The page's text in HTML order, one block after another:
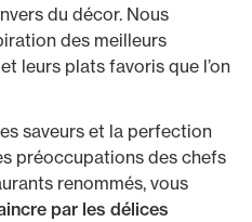
du décor. Nous
des meilleurs
leurs plats favoris que l’on
saveurs et la perfection
préoccupations des chefs
renommés, vous
par les délices